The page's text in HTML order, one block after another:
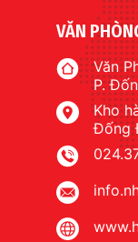
VĂN
Văn
P.
Kho
Đống